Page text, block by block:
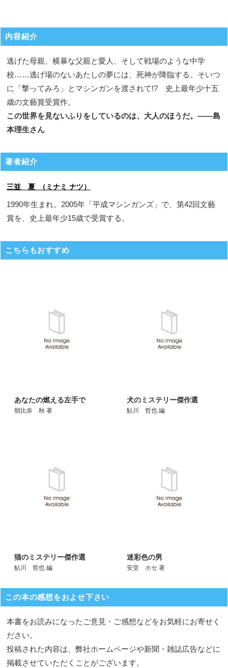
内容紹介
逃げた母親、横暴な父親と愛人、そして戦場のような中学
校……逃げ場のないあたしの夢には、死神が降臨する。そいつ
に「撃ってみろ」とマシンガンを渡されて!? 史上最年少十五
歳の文藝賞受賞作。
この世界を見ないふりをしているのは、大人のほうだ。——島
本理生さん
著者紹介
三並 夏 （ミナミ ナツ）
1990年生まれ。2005年「平成マシンガンズ」で、第42回文藝
賞を、史上最年少15歳で受賞する。
こちらもおすすめ
あなたの燃える左手で
朝比奈 秋 著
犬のミステリー傑作選
鮎川 哲也 編
猫のミステリー傑作選
鮎川 哲也 編
迷彩色の男
安堂 ホセ 著
この本の感想をおよせ下さい
本書をお読みになったご意見・ご感想などをお気軽にお寄せく
ださい。
投稿された内容は、弊社ホームページや新聞・雑誌広告などに
掲載させていただくことがございます。